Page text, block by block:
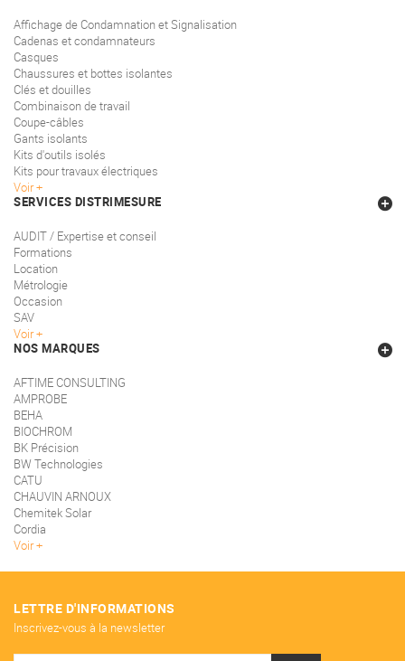
Affichage de Condamnation et Signalisation
Cadenas et condamnateurs
Casques
Chaussures et bottes isolantes
Clés et douilles
Combinaison de travail
Coupe-câbles
Gants isolants
Kits d'outils isolés
Kits pour travaux électriques
Voir
SERVICES DISTRIMESURE
AUDIT / Expertise et conseil
Formations
Location
Métrologie
Occasion
SAV
Voir
NOS MARQUES
AFTIME CONSULTING
AMPROBE
BEHA
BIOCHROM
BK Précision
BW Technologies
CATU
CHAUVIN ARNOUX
Chemitek Solar
Cordia
Voir
LETTRE D'INFORMATIONS
Inscrivez-vous à la newsletter